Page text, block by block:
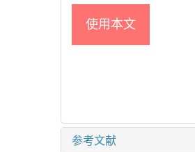
使用本文
参考文献